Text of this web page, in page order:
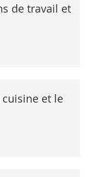
de travail et
et le